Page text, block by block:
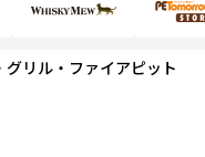
リル・ファイアピット